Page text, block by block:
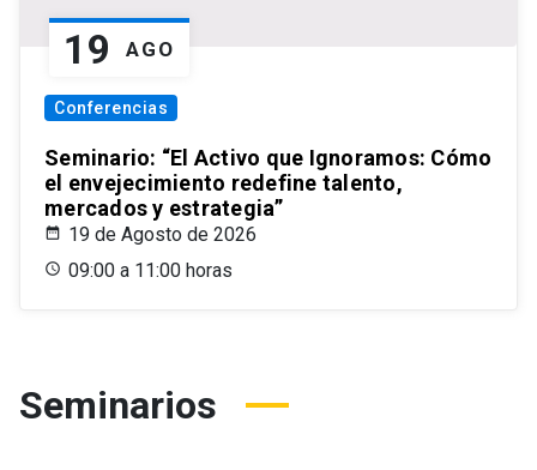
19 AGO
Conferencias
Seminario: “El Activo que Ignoramos: Cómo
el envejecimiento redefine talento,
mercados y estrategia”
19 de Agosto de 2026
09:00 a 11:00 horas
Seminarios